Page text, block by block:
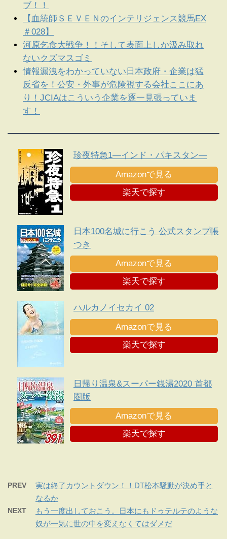
ブ！！
【血統師ＳＥＶＥＮのインテリジェンス競馬EX
＃028】
河原乞食大戦争！！そして表面上しか汲み取れ
ないクズマスゴミ
情報漏洩をわかっていない日本政府・企業は猛
反省を！公安・外事が危険視する会社ここにあ
り！JCIAはこういう企業を逐一見張っていま
す！
珍夜特急1―インド・パキスタン―
Amazonで見る
楽天で探す
日本100名城に行こう 公式スタンプ帳
つき
Amazonで見る
楽天で探す
ハルカノイセカイ 02
Amazonで見る
楽天で探す
日帰り温泉&スーパー銭湯2020 首都
圏版
Amazonで見る
楽天で探す
PREV
実は終了カウントダウン！！DT松本騒動が決め手と
なるか
NEXT
もう一度出しておこう。日本にもドゥテルテのような
奴が一気に世の中を変えなくてはダメだ